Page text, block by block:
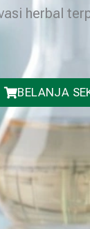
herbal
BELANJA